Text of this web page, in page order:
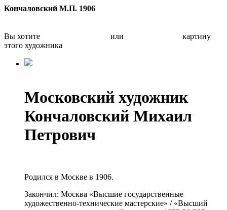
Кончаловский М.П. 1906
Вы хотите или
картину
этого художника
Московский художник
Кончаловский Михаил
Петрович
Родился в Москве в 1906.
Закончил: Москва «Высшие государственные
художественно-технические мастерские» / «Высший